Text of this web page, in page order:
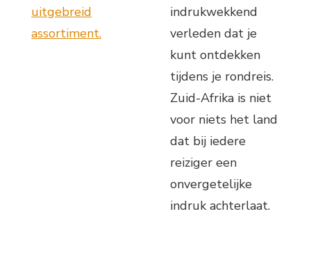
uitgebreid
assortiment.
indrukwekkend
verleden dat je
kunt ontdekken
tijdens je rondreis.
Zuid-Afrika is niet
voor niets het land
dat bij iedere
reiziger een
onvergetelijke
indruk achterlaat.